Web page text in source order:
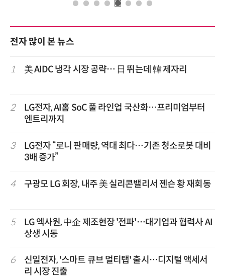
전자 많이 본 뉴스
1 美 AIDC 냉각 시장 공략… 日 뛰는데 韓 제자리
2
LG전자, AI홈 SoC 풀 라인업 국산화…프리미엄부터
엔트리까지
3
LG전자 “로니 판매량, 역대 최다…기존 청소로봇 대비
3배 증가”
4 구광모 LG 회장, 내주 美 실리콘밸리서 젠슨 황 재회동
5
LG 엑사원, 中企 제조현장 '전파'…대기업과 협력사 AI
상생 시동
6
신일전자, '스마트 큐브 멀티탭' 출시…디지털 액세서
리 시장 진출